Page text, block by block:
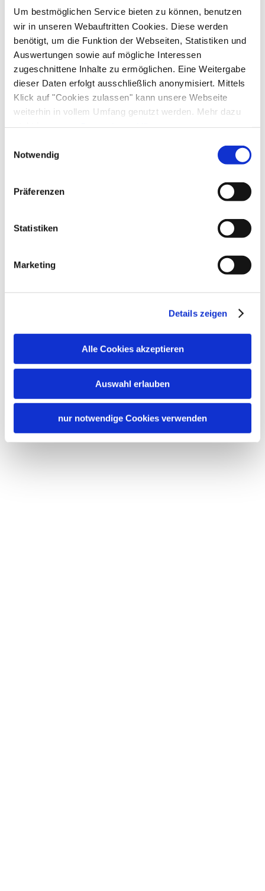
Um bestmöglichen Service bieten zu können, benutzen
wir in unseren Webauftritten Cookies. Diese werden
benötigt, um die Funktion der Webseiten, Statistiken und
Auswertungen sowie auf mögliche Interessen
zugeschnittene Inhalte zu ermöglichen. Eine Weitergabe
dieser Daten erfolgt ausschließlich anonymisiert. Mittels
Klick auf "Cookies zulassen" kann unsere Webseite
weiterhin in vollem Umfang genutzt werden. Mehr dazu
steht in unserer Datenschutzerklärung.
gelistet.
Notwendig
Präferenzen
Statistiken
Marketing
Details zeigen
Alle Cookies akzeptieren
Auswahl erlauben
nur notwendige Cookies verwenden